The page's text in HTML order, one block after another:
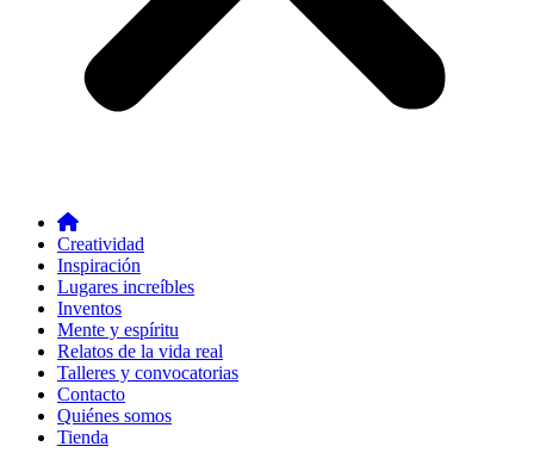
Creatividad
Inspiración
Lugares increíbles
Inventos
Mente y espíritu
Relatos de la vida real
Talleres y convocatorias
Contacto
Quiénes somos
Tienda